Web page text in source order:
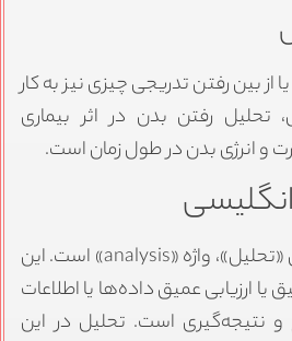
بین رفتن تدریجی چیزی نیز به کار
تحلیل رفتن بدن در اثر بیماری
انرژی بدن در طول زمان است.
در زبان انگلیسی، معادل «تحلیل»، واژه «analysis» است. این
یا ارزیابی عمیق داده‌ها یا اطلاعات
و نتیجه‌گیری است. تحلیل در این